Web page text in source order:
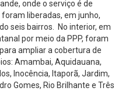
onde o serviço é de
liberadas, em junho,
seis bairros. No interior, em
por meio da PPP, foram
ampliar a cobertura de
Amambai, Aquidauana,
Inocência, Itaporã, Jardim,
Gomes, Rio Brilhante e Três